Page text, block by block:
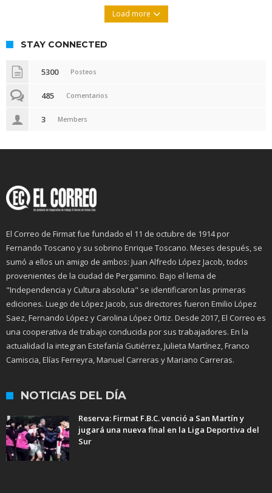
Load more
STAY CONNECTED
5300 Posteos
485 Comentarios
3 Members
El Correo de Firmat fue fundado el 11 de octubre de 1914 por
Fernando Toscano y su sobrino Enrique Toscano. Meses después, se
sumó a ellos un amigo de ambos: Juan Alfredo López Jacob, todos
provenientes de la ciudad de Pergamino. Bajo el lema de
"Independencia y Cultura absoluta" se identificaron las primeras
ediciones. Luego de López Jacob, sus directores fueron Emilio López
Saez, Fernando López y Carolina López Ortiz. Desde 2017, El Correo es
una cooperativa de trabajo conducida por sus trabajadores. En la
actualidad la integran Estefanía Gutiérrez, Julieta Martínez, Franco
Camiscia, Elías Ferreyra, Manuel Carreras y Mariano Carreras.
NOTICIAS DEL DÍA
Reserva: Firmat F.B.C. venció a San Martín y
jugará una nueva final en la Liga Deportiva del
Sur